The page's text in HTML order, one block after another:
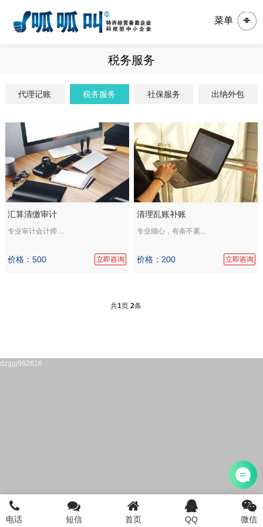
菜单
税务服务
代理记账 税务服务 社保服务 出纳外包
汇算清缴审计
专业审计会计师 ...
价格：500 立即咨询
清理乱账补账
专业细心，有条不紊...
价格：200 立即咨询
共1页 2条
首页 注册公司 电话咨询 添加微信 登陆/注册
电话 短信 首页 QQ 微信
dzggj962616